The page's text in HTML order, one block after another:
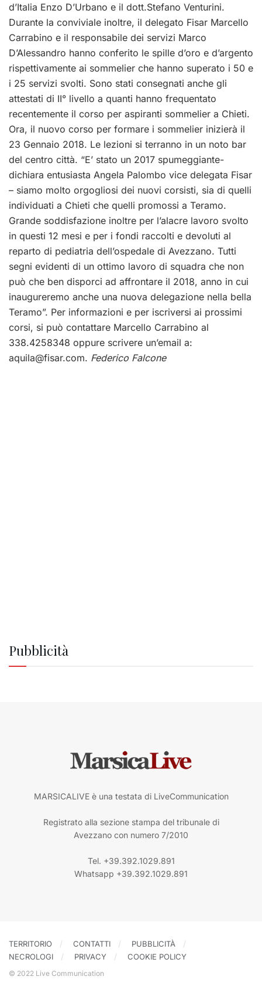
d’Italia Enzo D’Urbano e il dott.Stefano Venturini.
Durante la conviviale inoltre, il delegato Fisar Marcello
Carrabino e il responsabile dei servizi Marco
D’Alessandro hanno conferito le spille d’oro e d’argento
rispettivamente ai sommelier che hanno superato i 50 e
i 25 servizi svolti. Sono stati consegnati anche gli
attestati di II° livello a quanti hanno frequentato
recentemente il corso per aspiranti sommelier a Chieti.
Ora, il nuovo corso per formare i sommelier inizierà il
23 Gennaio 2018. Le lezioni si terranno in un noto bar
del centro città. “E’ stato un 2017 spumeggiante-
dichiara entusiasta Angela Palombo vice delegata Fisar
– siamo molto orgogliosi dei nuovi corsisti, sia di quelli
individuati a Chieti che quelli promossi a Teramo.
Grande soddisfazione inoltre per l’alacre lavoro svolto
in questi 12 mesi e per i fondi raccolti e devoluti al
reparto di pediatria dell’ospedale di Avezzano. Tutti
segni evidenti di un ottimo lavoro di squadra che non
può che ben disporci ad affrontare il 2018, anno in cui
inaugureremo anche una nuova delegazione nella bella
Teramo”. Per informazioni e per iscriversi ai prossimi
corsi, si può contattare Marcello Carrabino al
338.4258348 oppure scrivere un’email a:
aquila@fisar.com. Federico Falcone
Pubblicità
MARSICALIVE è una testata di LiveCommunication
Registrato alla sezione stampa del tribunale di
Avezzano con numero 7/2010
Tel. +39.392.1029.891
Whatsapp +39.392.1029.891
TERRITORIO CONTATTI
PUBBLICITÀ
NECROLOGI
PRIVACY COOKIE POLICY
© 2022 Live Communication